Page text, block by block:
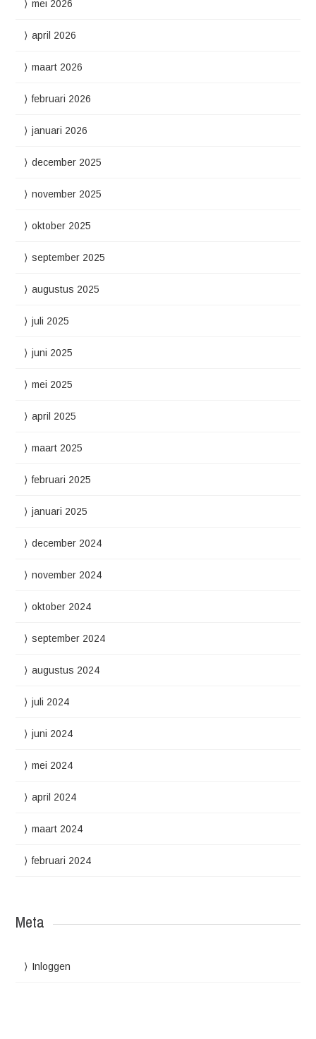
mei 2026
april 2026
maart 2026
februari 2026
januari 2026
december 2025
november 2025
oktober 2025
september 2025
augustus 2025
juli 2025
juni 2025
mei 2025
april 2025
maart 2025
februari 2025
januari 2025
december 2024
november 2024
oktober 2024
september 2024
augustus 2024
juli 2024
juni 2024
mei 2024
april 2024
maart 2024
februari 2024
Meta
Inloggen